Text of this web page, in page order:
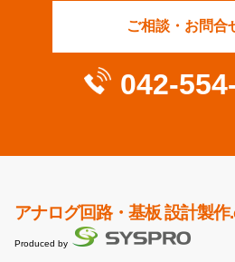
ご相談・お問合
042-
アナログ回路・基板 設計製
Produced by